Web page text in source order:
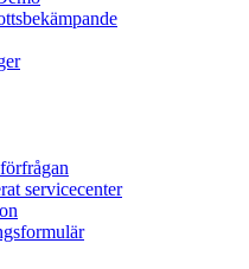
servicecenter